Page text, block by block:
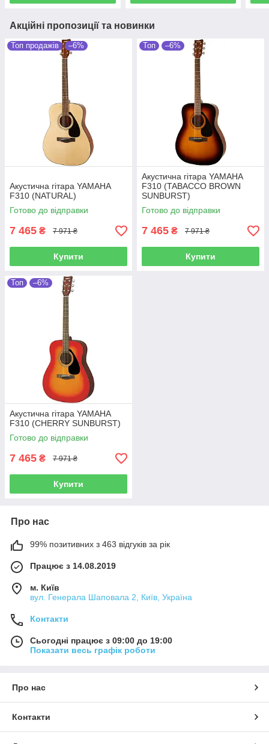
Акційні пропозиції та новинки
Топ продажів –6%
Акустична гітара YAMAHA
F310 (NATURAL)
Готово до відправки
7 465 ₴ 7 971 ₴
Купити
Топ –6%
Акустична гітара YAMAHA
F310 (TABACCO BROWN
SUNBURST)
Готово до відправки
7 465 ₴ 7 971 ₴
Купити
Топ –6%
Акустична гітара YAMAHA
F310 (CHERRY SUNBURST)
Готово до відправки
7 465 ₴ 7 971 ₴
Купити
Про нас
99% позитивних з 463 відгуків за рік
Працює з 14.08.2019
м. Київ
вул. Генерала Шаповала 2, Київ, Україна
Контакти
Сьогодні працює з 09:00 до 19:00
Показати весь графік роботи
Про нас
Контакти